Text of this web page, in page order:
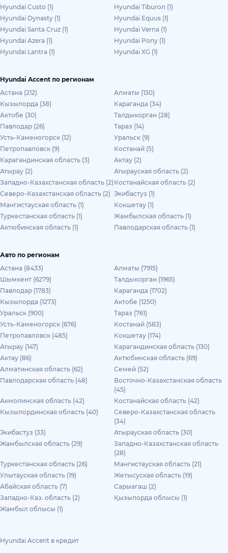
Hyundai Custo (1)
Hyundai Tiburon (1)
Hyundai Dynasty (1)
Hyundai Equus (1)
Hyundai Santa Cruz (1)
Hyundai Verna (1)
Hyundai Azera (1)
Hyundai Pony (1)
Hyundai Lantra (1)
Hyundai XG (1)
Hyundai Accent по регионам
Астана (212)
Алматы (130)
Кызылорда (38)
Караганда (34)
Актобе (30)
Талдыкорган (28)
Павлодар (26)
Тараз (14)
Усть-Каменогорск (12)
Уральск (9)
Петропавловск (9)
Костанай (5)
Карагандинская область (3)
Актау (2)
Атырау (2)
Атырауская область (2)
Западно-Казахстанская область (2) Костанайская область (2)
Северо-Казахстанская область (2) Экибастуз (1)
Мангистауская область (1)
Кокшетау (1)
Туркестанская область (1)
Жамбылская область (1)
Актюбинская область (1)
Павлодарская область (1)
Авто по регионам
Астана (8433)
Алматы (7915)
Шымкент (6279)
Талдыкорган (1965)
Павлодар (1783)
Караганда (1702)
Кызылорда (1273)
Актобе (1250)
Уральск (900)
Тараз (761)
Усть-Каменогорск (676)
Костанай (583)
Петропавловск (485)
Кокшетау (174)
Атырау (147)
Карагандинская область (130)
Актау (86)
Актюбинская область (69)
Алматинская область (62)
Семей (52)
Павлодарская область (48)
Восточно-Казахстанская область
(45)
Акмолинская область (42)
Костанайская область (42)
Кызылординская область (40)
Северо-Казахстанская область
(34)
Экибастуз (33)
Атырауская область (30)
Жамбылская область (29)
Западно-Казахстанская область
(28)
Туркестанская область (26)
Мангистауская область (21)
Улытауская область (19)
Жетысуская область (19)
Абайская область (7)
Сарыагаш (2)
Западно-Каз. область (2)
Қызылорда облысы (1)
Жамбыл облысы (1)
Hyundai Accent в кредит